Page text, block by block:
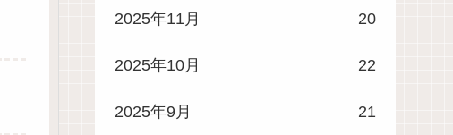
2025年11月 20
2025年10月 22
2025年9月 21